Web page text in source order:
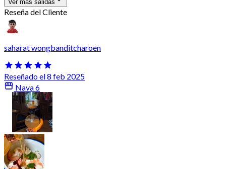
Ver más salidas
Reseña del Cliente
saharat wongbanditcharoen
Reseñado el 8 feb 2025
Nava 6